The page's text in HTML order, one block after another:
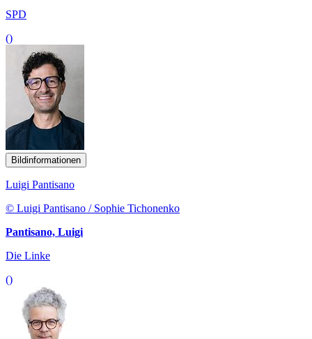
SPD
()
Bildinformationen
Luigi Pantisano
© Luigi Pantisano / Sophie Tichonenko
Pantisano, Luigi
Die Linke
()